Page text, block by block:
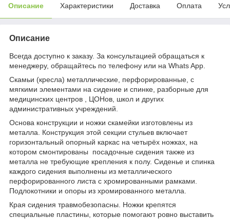
Описание Характеристики Доставка Оплата
Описание
Всегда доступно к заказу. За консультацией обращаться к
менеджеру, обращайтесь по телефону или на Whats App.
Скамьи (кресла) металлические, перфорированные, с
мягкими элементами на сидение и спинке, разборные для
медицинских центров , ЦОНов, школ и других
административных учреждений.
Основа конструкции и ножки скамейки изготовлены из
металла. Конструкция этой секции стульев включает
горизонтальный опорный каркас на четырёх ножках, на
котором смонтированы посадочные сидения также из
металла не требующие крепления к полу. Сиденье и спинка
каждого сидения выполнены из металлического
перфорированного листа с хромированными рамками.
Подлокотники и опоры из хромированного металла.
Края сидения травмобезопасны. Ножки крепятся
специальные пластины, которые помогают ровно выставить